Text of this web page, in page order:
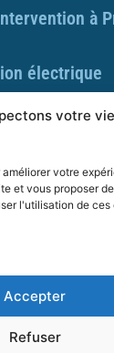
votre vie
votre
et vous proposer
l'utilisation de ces
Accepter
Refuser
à
électrique
postures
-
: 84 01
Rhône
de l’État.